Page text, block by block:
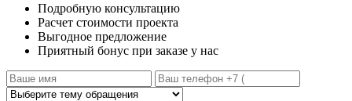
Подробную консультацию
Расчет стоимости проекта
Выгодное предложение
Приятный бонус при заказе у нас